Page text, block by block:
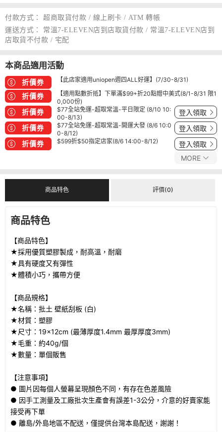
付款方式：
超商取貨付款 / 線上刷卡 / ATM 轉帳
運送方式：
常溫7-ELEVEN店到店取貨付款 / 常溫7-ELEVEN店到
店取貨不付款 / 宅配
本商品適用活動
折價券 【此店家適用uniopen週四ALL好運】(7/30-8/31)
折價券
【適用點數折抵】下單滿$99+折20點贈中美式(8/1-8/31 限1
0,000份)
折價券
$77全站免運-超取常溫-平日限定 (8/10 10:
00-8/13)
登入領取
折價券
$77全站免運-超取常溫-開運大發 (8/6 10:0
0-8/12)
登入領取
折價券 $599折$50指定店家(8/6 14:00-8/12) 登入領取
MORE
商品特色 評價(0)
商品特色
【商品特色】
★採用優質塑膠製成，耐高溫，耐磨
★具有硬度又有彈性
★體積小巧，攜帶方便
【商品規格】
★名稱：批土 壁紙刮板 (白)
★材質：塑膠
★尺寸：19×12cm (最薄厚度1.4mm 最厚厚度3mm)
★毛重：約40g/個
★數量：單個販售
【注意事項】
● 圖片因每個人螢幕呈現顏色不同，有存在色差風險
● 因手工測量及工廠批次生產會有誤差1-3公分，介意的好賣家能
接受再下單
● 離島/外島地區不配送，僅提供台灣本島配送，謝謝！